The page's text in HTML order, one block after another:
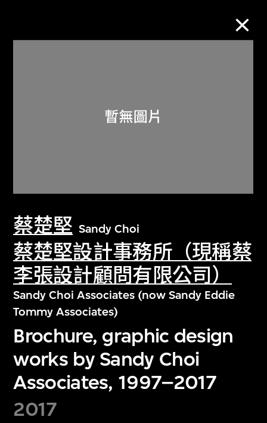
蔡楚堅 Sandy Choi
蔡楚堅設計事務所（現稱蔡
李張設計顧問有限公司）
Sandy Choi Associates (now Sandy Eddie
Tommy Associates)
Brochure, graphic design
works by Sandy Choi
Associates, 1997–2017
2017
關於M+藏品
探索世界頂級的二十及二十一世紀視覺
文化藏品。